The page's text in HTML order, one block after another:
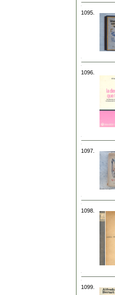
1095.
1096.
1097.
1098.
1099.